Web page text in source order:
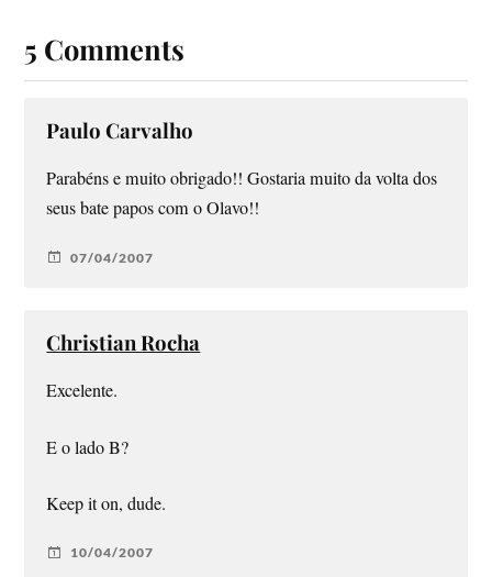
5 Comments
Paulo Carvalho
Parabéns e muito obrigado!! Gostaria muito da volta dos
seus bate papos com o Olavo!!
07/04/2007
Christian Rocha
Excelente.
E o lado B?
Keep it on, dude.
10/04/2007